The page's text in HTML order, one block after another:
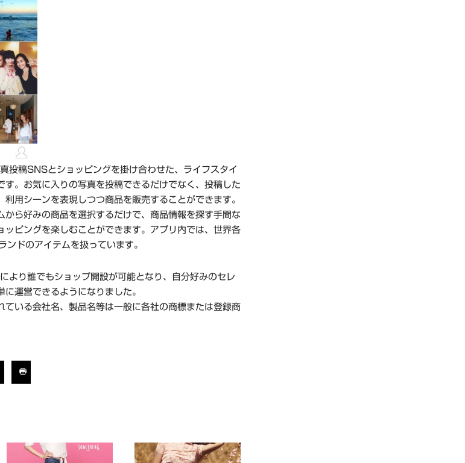
投稿SNSとショッピングを掛け合わせた、ライフスタイ
す。お気に入りの写真を投稿できるだけでなく、投稿した
用シーンを表現しつつ商品を販売することができます。
から好みの商品を選択するだけで、商品情報を探す手間な
ッピングを楽しむことができます。アプリ内では、世界各
ドのアイテムを扱っています。
り誰でもショップ開設が可能となり、自分好みのセレ
運営できるようになりました。
ている会社名、製品名等は一般に各社の商標または登録商